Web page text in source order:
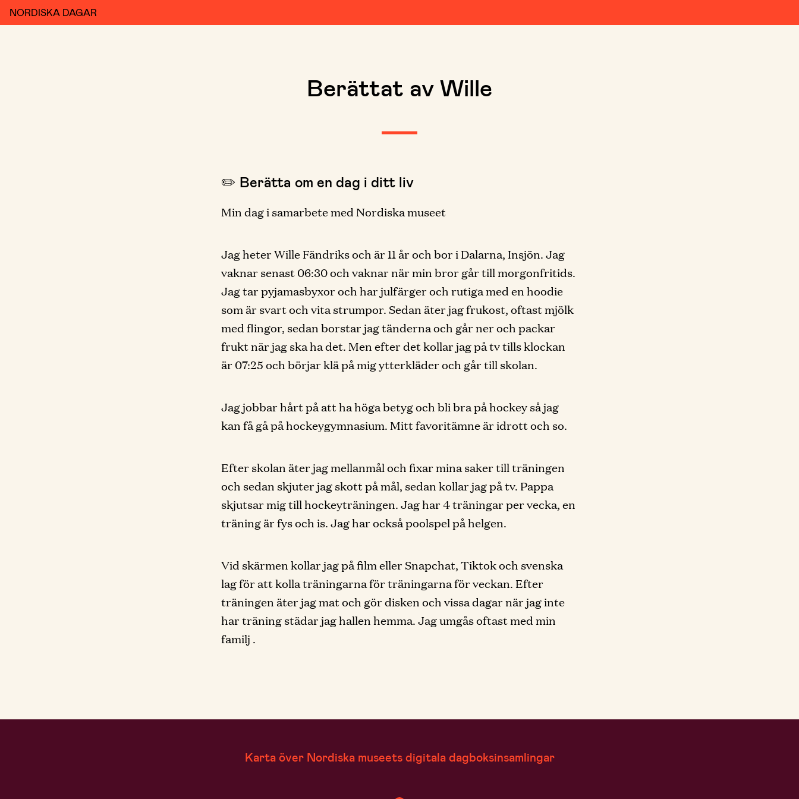
NORDISKA DAGAR
Berättat av Wille
✏️ Berätta om en dag i ditt liv
Min dag i samarbete med Nordiska museet
Jag heter Wille Fändriks och är 11 år och bor i Dalarna, Insjön. Jag
vaknar senast 06:30 och vaknar när min bror går till morgonfritids.
Jag tar pyjamasbyxor och har julfärger och rutiga med en hoodie
som är svart och vita strumpor. Sedan äter jag frukost, oftast mjölk
med flingor, sedan borstar jag tänderna och går ner och packar
frukt när jag ska ha det. Men efter det kollar jag på tv tills klockan
är 07:25 och börjar klä på mig ytterkläder och går till skolan.
Jag jobbar hårt på att ha höga betyg och bli bra på hockey så jag
kan få gå på hockeygymnasium. Mitt favoritämne är idrott och so.
Efter skolan äter jag mellanmål och fixar mina saker till träningen
och sedan skjuter jag skott på mål, sedan kollar jag på tv. Pappa
skjutsar mig till hockeyträningen. Jag har 4 träningar per vecka, en
träning är fys och is. Jag har också poolspel på helgen.
Vid skärmen kollar jag på film eller Snapchat, Tiktok och svenska
lag för att kolla träningarna för träningarna för veckan. Efter
träningen äter jag mat och gör disken och vissa dagar när jag inte
har träning städar jag hallen hemma. Jag umgås oftast med min
familj .
Karta över Nordiska museets digitala dagboksinsamlingar